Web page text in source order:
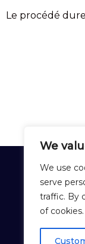
We
We use
serve
traffic. By
of cookies.
Le procédé
Tél :